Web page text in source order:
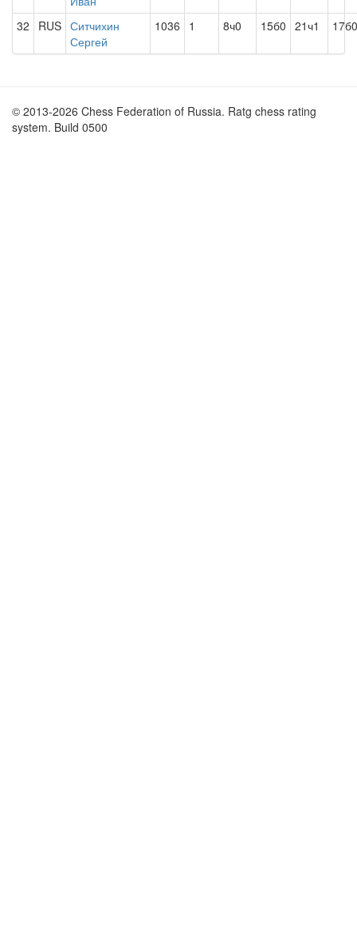
32
RUS Ситчихин
Сергей
1036 1 8ч0 15б0 21ч1 17б0
© 2013-2026 Chess Federation of Russia. Ratg chess rating
system. Build 0500